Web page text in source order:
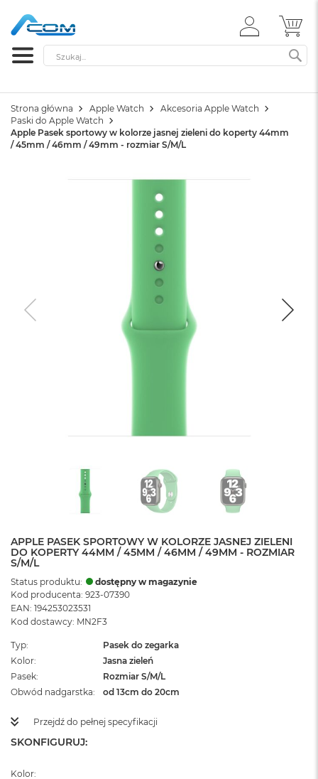
ZALOGUJ
SIĘ
Szukaj
Strona główna Apple Watch
Akcesoria Apple Watch
Paski do Apple Watch
Apple Pasek sportowy w kolorze jasnej zieleni do koperty 44mm
/ 45mm / 46mm / 49mm - rozmiar S/M/L
APPLE PASEK SPORTOWY W KOLORZE JASNEJ ZIELENI
DO KOPERTY 44MM / 45MM / 46MM / 49MM - ROZMIAR
S/M/L
Status produktu:
dostępny w magazynie
Kod producenta: 923-07390
EAN: 194253023531
Kod dostawcy: MN2F3
Typ
Pasek do zegarka
Kolor
Jasna zieleń
Pasek
Rozmiar S/M/L
Obwód nadgarstka
od 13cm do 20cm
Przejdź do pełnej specyfikacji
SKONFIGURUJ:
Kolor: